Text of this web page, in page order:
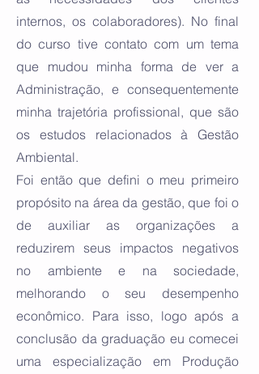
internos, os colaboradores). No final
do curso tive contato com um tema
que mudou minha forma de ver a
Administração, e consequentemente
minha trajetória profissional, que são
os estudos relacionados à Gestão
Ambiental.
Foi então que defini o meu primeiro
propósito na área da gestão, que foi o
de auxiliar as organizações a
reduzirem seus impactos negativos
no ambiente e na sociedade,
melhorando o seu desempenho
econômico. Para isso, logo após a
conclusão da graduação eu comecei
uma especialização em Produção